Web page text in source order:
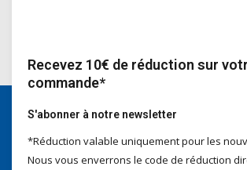
Nous
Voor
Recevez 10€ de réduction sur
commande*
S'abonner à notre newsletter
*Réduction valable uniquement pour les
Nous vous enverrons le code de réduction